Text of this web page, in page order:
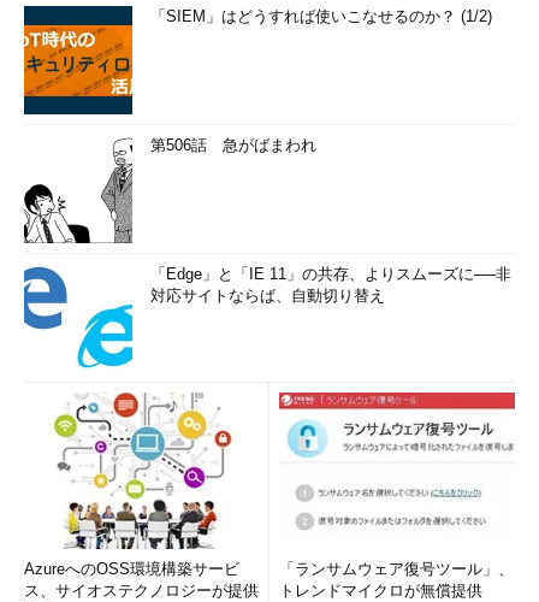
「SIEM」はどうすれば使いこなせるのか？ (1/2)
第506話 急がばまわれ
「Edge」と「IE 11」の共存、よりスムーズに──非
対応サイトならば、自動切り替え
AzureへのOSS環境構築サービ
ス、サイオステクノロジーが提供
「ランサムウェア復号ツール」、
トレンドマイクロが無償提供